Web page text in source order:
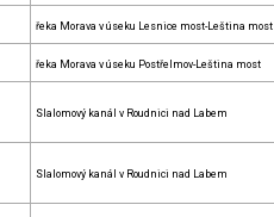
řeka Morava v úseku Lesnice most-Leština most
řeka Morava v úseku Postřelmov-Leština most
Slalomový kanál v Roudnici nad Labem
Slalomový kanál v Roudnici nad Labem